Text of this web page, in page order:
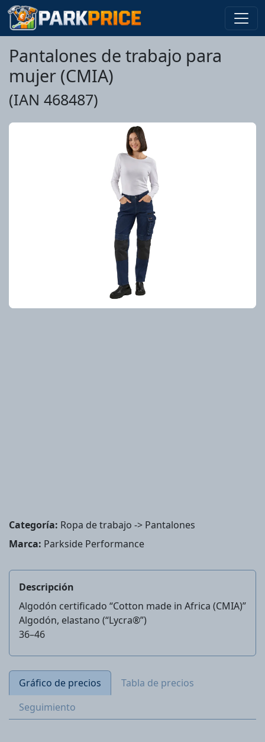
Pantalones de trabajo para
mujer (CMIA)
(IAN 468487)
Categoría: Ropa de trabajo -> Pantalones
Marca: Parkside Performance
Descripción
Algodón certificado “Cotton made in Africa (CMIA)”
Algodón, elastano (“Lycra®”)
36–46
Gráfico de precios
Tabla de precios
Seguimiento